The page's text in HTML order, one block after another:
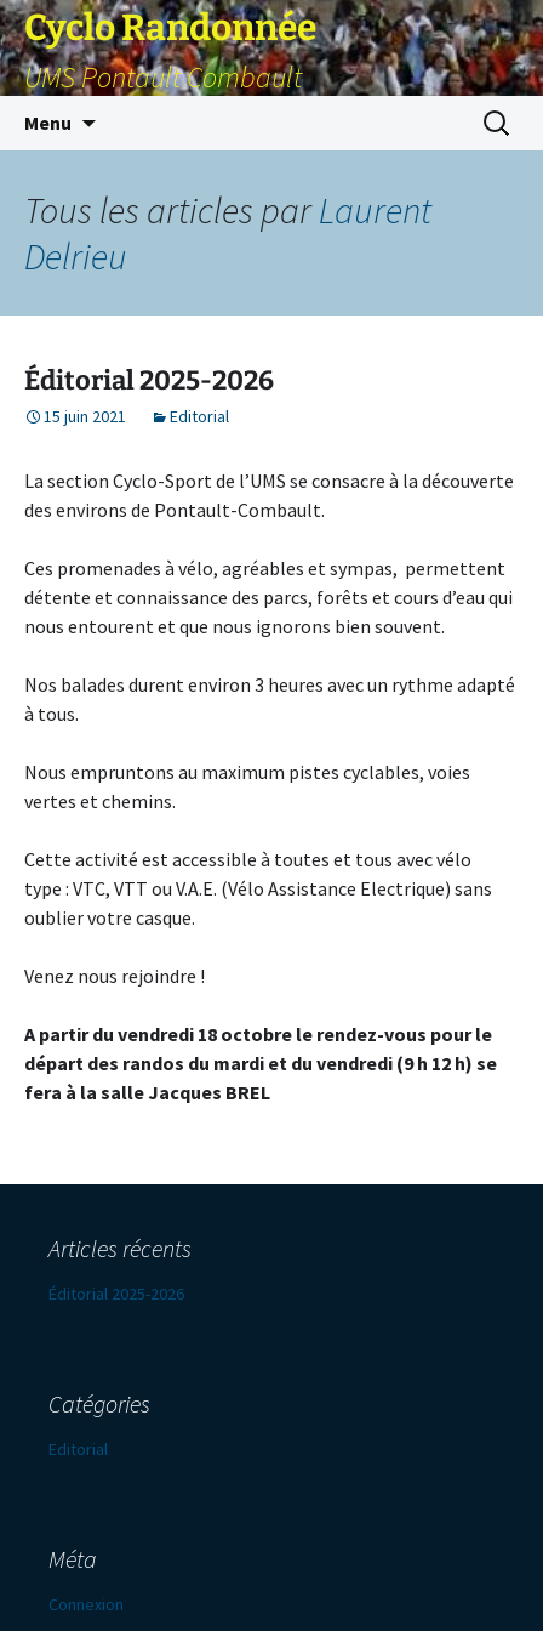
Cyclo Randonnée
UMS Pontault Combault
Menu
Tous les articles parLaurent
Delrieu
Éditorial 2025-2026
15 juin 2021 Editorial
La section Cyclo-Sport de l’UMS se consacre à la découverte
des environs de Pontault-Combault.
Ces promenades à vélo, agréables et sympas, permettent
détente et connaissance des parcs, forêts et cours d’eau qui
nous entourent et que nous ignorons bien souvent.
Nos balades durent environ 3 heures avec un rythme adapté
à tous.
Nous empruntons au maximum pistes cyclables, voies
vertes et chemins.
Cette activité est accessible à toutes et tous avec vélo
type : VTC, VTT ou V.A.E. (Vélo Assistance Electrique) sans
oublier votre casque.
Venez nous rejoindre !
A partir du vendredi 18 octobre le rendez-vous pour le
départ des randos du mardi et du vendredi (9 h 12 h) se
fera à la salle Jacques BREL
Articles récents
Éditorial 2025-2026
Catégories
Editorial
Méta
Connexion